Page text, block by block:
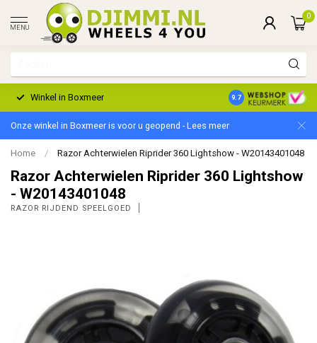
MENU
0
Winkel in Boxmeer 2 Jaar Garantie
9.7
Onze winkel in Boxmeer is voor u geopend - Lees meer
Home / Razor Achterwielen Riprider 360 Lightshow - W20143401048
Razor Achterwielen Riprider 360 Lightshow
- W20143401048
RAZOR RIJDEND SPEELGOED